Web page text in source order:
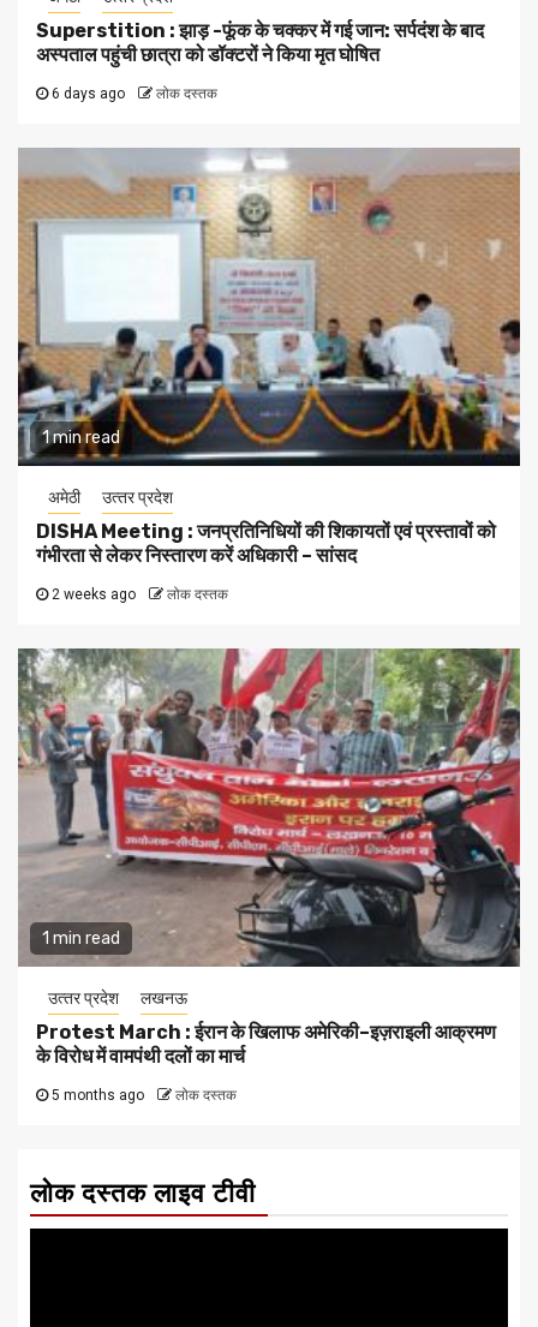
Superstition : झाड़ -फूंक के चक्कर में गई जान: सर्पदंश के बाद
अस्पताल पहुंची छात्रा को डॉक्टरों ने किया मृत घोषित
6 days ago लोक दस्तक
1 min read
अमेठी उत्‍तर प्रदेश
DISHA Meeting : जनप्रतिनिधियों की शिकायतों एवं प्रस्तावों को
गंभीरता से लेकर निस्तारण करें अधिकारी – सांसद
2 weeks ago लोक दस्तक
1 min read
उत्‍तर प्रदेश लखनऊ
Protest March : ईरान के खिलाफ अमेरिकी–इज़राइली आक्रमण
के विरोध में वामपंथी दलों का मार्च
5 months ago लोक दस्तक
लोक दस्तक लाइव टीवी